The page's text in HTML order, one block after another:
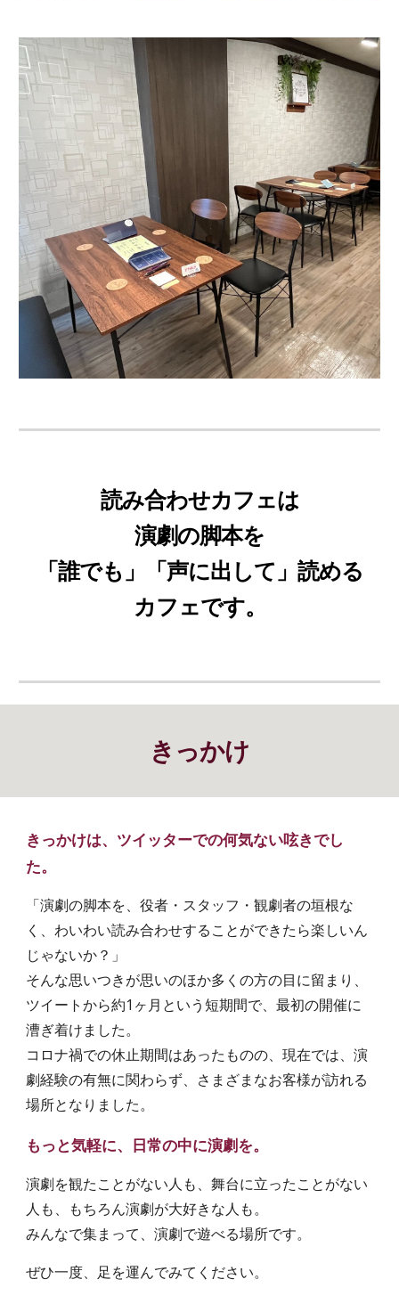
読み合わせカフェは
演劇の脚本を
「誰でも」「声に出して」読める
カフェです。
きっかけ
きっかけは、ツイッターでの何気ない呟きでし
た。
「演劇の脚本を、役者・スタッフ・観劇者の垣根な
く、わいわい読み合わせすることができたら楽しいん
じゃないか？」
そんな思いつきが思いのほか多くの方の目に留まり、
ツイートから約1ヶ月という短期間で、最初の開催に
漕ぎ着けました。
コロナ禍での休止期間はあったものの、現在では、演
劇経験の有無に関わらず、さまざまなお客様が訪れる
場所となりました。
もっと気軽に、日常の中に演劇を。
演劇を観たことがない人も、舞台に立ったことがない
人も、もちろん演劇が大好きな人も。
みんなで集まって、演劇で遊べる場所です。
ぜひ一度、足を運んでみてください。